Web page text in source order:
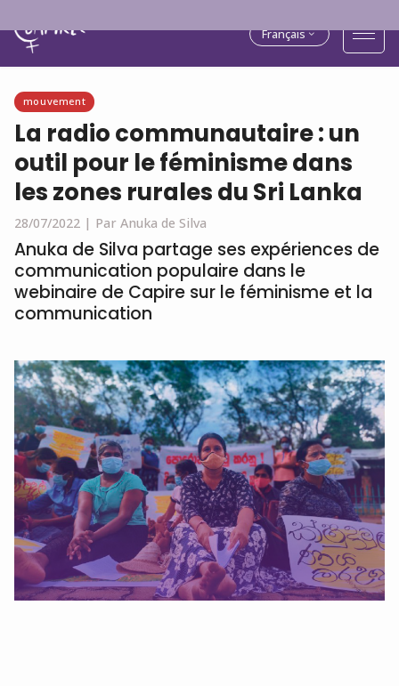
Français
mouvement
La radio communautaire : un
outil pour le féminisme dans
les zones rurales du Sri Lanka
28/07/2022 | Par Anuka de Silva
Anuka de Silva partage ses expériences de
communication populaire dans le
webinaire de Capire sur le féminisme et la
communication